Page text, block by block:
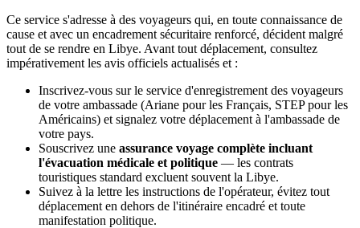
Ce service s'adresse à des voyageurs qui, en toute connaissance de
cause et avec un encadrement sécuritaire renforcé, décident malgré
tout de se rendre en Libye. Avant tout déplacement, consultez
impérativement les avis officiels actualisés et :
Inscrivez-vous sur le service d'enregistrement des voyageurs
de votre ambassade (Ariane pour les Français, STEP pour les
Américains) et signalez votre déplacement à l'ambassade de
votre pays.
Souscrivez une assurance voyage complète incluant
l'évacuation médicale et politique — les contrats
touristiques standard excluent souvent la Libye.
Suivez à la lettre les instructions de l'opérateur, évitez tout
déplacement en dehors de l'itinéraire encadré et toute
manifestation politique.